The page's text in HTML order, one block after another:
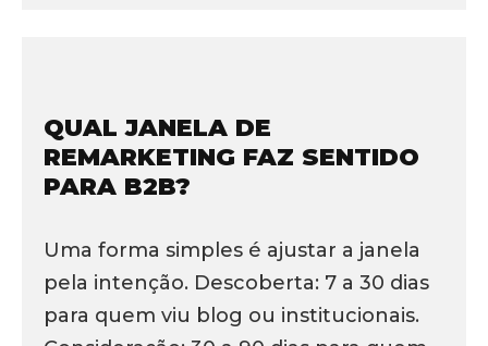
QUAL JANELA DE
REMARKETING FAZ SENTIDO
PARA B2B?
Uma forma simples é ajustar a janela
pela intenção. Descoberta: 7 a 30 dias
para quem viu blog ou institucionais.